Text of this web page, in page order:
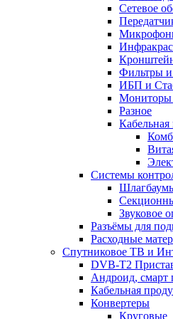
Сетевое
Фильтры и
ИБП и
Мониторы
Разное
Системы
Звуковое
Разъёмы для
Расходные
Спутниковое ТВ и
DVB-Т2
Андроид, смарт
Кабельная
Конвертеры
Круговые